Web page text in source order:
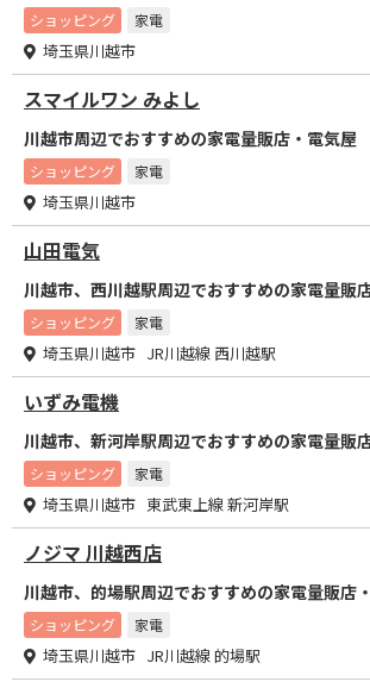
ショッピング 家電
埼玉県川越市
スマイルワン みよし
川越市周辺でおすすめの家電量販店・電気屋
ショッピング 家電
埼玉県川越市
山田電気
川越市、西川越駅周辺でおすすめの家電量販
ショッピング 家電
埼玉県川越市 JR川越線 西川越駅
いずみ電機
川越市、新河岸駅周辺でおすすめの家電量販
ショッピング 家電
埼玉県川越市 東武東上線 新河岸駅
ノジマ 川越西店
川越市、的場駅周辺でおすすめの家電量販店
ショッピング 家電
埼玉県川越市 JR川越線 的場駅